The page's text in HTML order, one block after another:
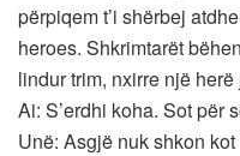
përpiqem t’i shërbej
heroes. Shkrimtarët
lindur trim, nxirre një
Ai: S’erdhi koha. Sot për
Unë: Asgjë nuk shkon